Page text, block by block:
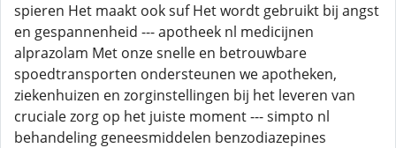
spieren Het maakt ook suf Het wordt gebruikt bij angst
en gespannenheid --- apotheek nl medicijnen
alprazolam Met onze snelle en betrouwbare
spoedtransporten ondersteunen we apotheken,
ziekenhuizen en zorginstellingen bij het leveren van
cruciale zorg op het juiste moment --- simpto nl
behandeling geneesmiddelen benzodiazepines